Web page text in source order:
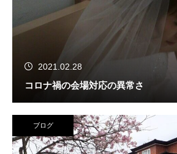
2021.02.28
コロナ禍の会場対応の異常さ
ブログ